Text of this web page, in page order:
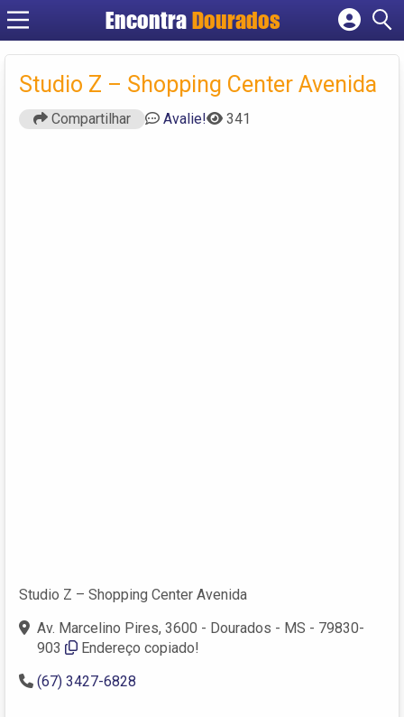
EncontraDourados
Cadastrar empresa
Criar conta
Studio Z – Shopping Center Avenida
Compartilhar Avalie! 341
Studio Z – Shopping Center Avenida
Av. Marcelino Pires, 3600 - Dourados - MS - 79830-
903
Endereço copiado!
(67) 3427-6828